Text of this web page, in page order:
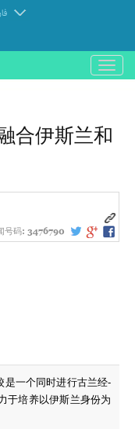
باز
و
منو
合伊斯兰和
号码: 3476790
是一个同时进行古兰经-
于培养以伊斯兰身份为